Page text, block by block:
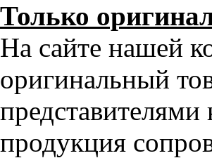
Только
На сайте нашей
оригинальный
продукция